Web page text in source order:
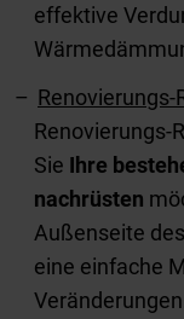
effektive
Renovierungs-
Renovierungs-
Sie Ihre
nachrüsten
Außenseite
eine einfache